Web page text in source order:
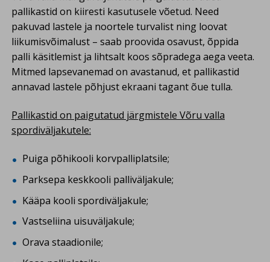
pallikastid on kiiresti kasutusele võetud. Need
pakuvad lastele ja noortele turvalist ning loovat
liikumisvõimalust – saab proovida osavust, õppida
palli käsitlemist ja lihtsalt koos sõpradega aega veeta.
Mitmed lapsevanemad on avastanud, et pallikastid
annavad lastele põhjust ekraani tagant õue tulla.
Pallikastid on paigutatud järgmistele Võru valla
spordiväljakutele:
Puiga põhikooli korvpalliplatsile;
Parksepa keskkooli palliväljakule;
Kääpa kooli spordiväljakule;
Vastseliina uisuväljakule;
Orava staadionile;